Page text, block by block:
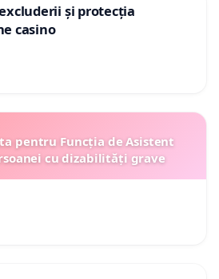
și protecția
casino
pentru Funcția de Asistent
cu dizabilități grave